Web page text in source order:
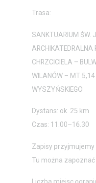
Trasa:
SANKTUARIUM ŚW.
CHRZCICIELA –
WILANÓW – MT
WYSZYŃSKIEGO
Dystans: ok. 25 km
Czas: 11.00–16.30
Zapisy przyjmujemy
Tu można zapoznać